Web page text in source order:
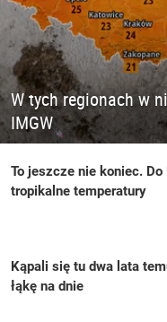
W tych regionach w
IMGW
To jeszcze nie koniec.
tropikalne temperatury
Kąpali się tu dwa lata
łąkę na dnie